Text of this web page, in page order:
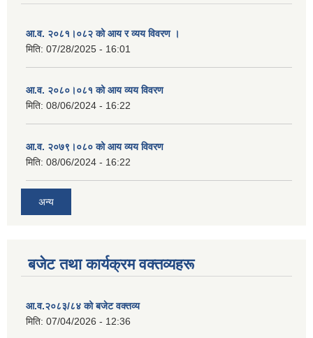
आ.व. २०८१।०८२ को आय र व्यय विवरण ।
मिति: 07/28/2025 - 16:01
आ.व. २०८०।०८१ को आय व्यय विवरण
मिति: 08/06/2024 - 16:22
आ.व. २०७९।०८० को आय व्यय विवरण
मिति: 08/06/2024 - 16:22
अन्य
बजेट तथा कार्यक्रम वक्तव्यहरू
आ.व.२०८३/८४ को बजेट वक्तव्य
मिति: 07/04/2026 - 12:36